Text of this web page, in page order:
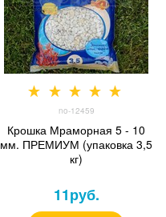
no-12459
Крошка Мраморная 5 - 10
мм. ПРЕМИУМ (упаковка 3,5
кг)
11руб.